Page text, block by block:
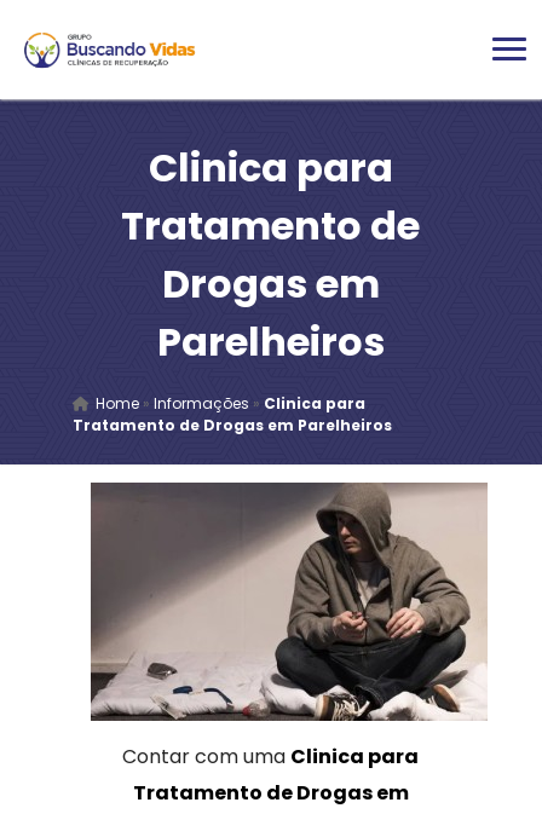
Clinica para
Tratamento de
Drogas em
Parelheiros
Home» Informações » Clinica para
Tratamento de Drogas em Parelheiros
Contar com uma Clinica para
Tratamento de Drogas em